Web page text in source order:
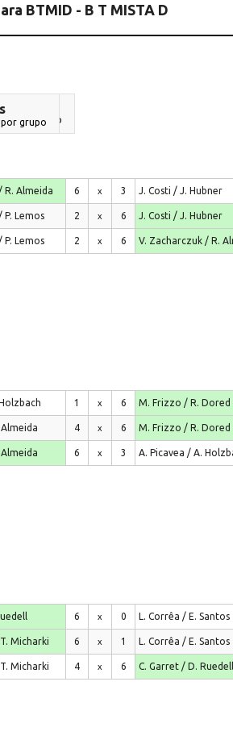
BTMID - B T MISTA D
por grupo
por grupo
R. Almeida 6 x 3 J. Costi / J. Hubner
Lemos 2 x 6 J. Costi / J. Hubner
Lemos 2 x 6 V. Zacharczuk / R.
1 x 6 M. Frizzo / R. Dored
4 x 6 M. Frizzo / R. Dored
6 x 3 A. Picavea / A.
6 x 0 L. Corrêa / E. Santos
Micharki 6 x 1 L. Corrêa / E. Santos
Micharki 4 x 6 C. Garret / D. Ruedell